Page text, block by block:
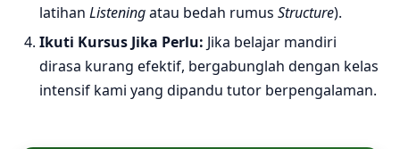
latihan Listeningatau bedah rumus Structure).
Ikuti Kursus Jika Perlu: Jika belajar mandiri
dirasa kurang efektif, bergabunglah dengan kelas
intensif kami yang dipandu tutor berpengalaman.